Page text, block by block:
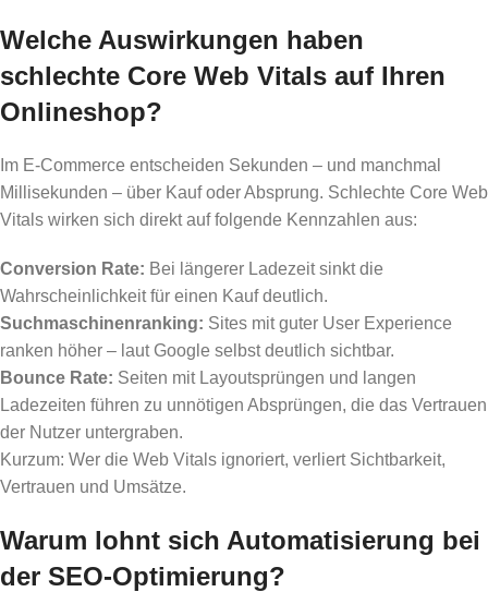
Welche Auswirkungen haben
schlechte Core Web Vitals auf Ihren
Onlineshop?
Im E-Commerce entscheiden Sekunden – und manchmal
Millisekunden – über Kauf oder Absprung. Schlechte Core Web
Vitals wirken sich direkt auf folgende Kennzahlen aus:
Conversion Rate: Bei längerer Ladezeit sinkt die
Wahrscheinlichkeit für einen Kauf deutlich.
Suchmaschinenranking: Sites mit guter User Experience
ranken höher – laut Google selbst deutlich sichtbar.
Bounce Rate: Seiten mit Layoutsprüngen und langen
Ladezeiten führen zu unnötigen Absprüngen, die das Vertrauen
der Nutzer untergraben.
Kurzum: Wer die Web Vitals ignoriert, verliert Sichtbarkeit,
Vertrauen und Umsätze.
Warum lohnt sich Automatisierung bei
der SEO-Optimierung?